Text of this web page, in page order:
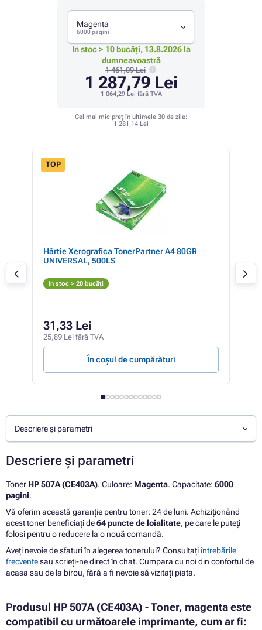
Magenta
6000 pagini
In stoc > 10 bucăți, 13.8.2026 la
dumneavoastră
1 461,09 Lei
1 287,79 Lei
1 064,29 Lei fără TVA
Cel mai mic preț în ultimele 30 de zile:
1 281,14 Lei
TOP
Hârtie Xerografica TonerPartner A4 80GR
UNIVERSAL, 500LS
In stoc > 20 bucăți
31,33 Lei
25,89 Lei fără TVA
În coșul de cumpărături
Descriere și parametri
Descriere și parametri
Toner HP 507A (CE403A). Culoare: Magenta. Capacitate: 6000
pagini.
Vă oferim această garanție pentru toner: 24 de luni. Achiziționând
acest toner beneficiați de64 puncte de loialitate, pe care le puteți
folosi pentru o reducere la o nouă comandă.
Aveți nevoie de sfaturi în alegerea tonerului? Consultațiîntrebările
frecventesau scrieți-ne direct în chat. Cumpara cu noi din confortul de
acasa sau de la birou, fără a fi nevoie să vizitați piata.
Produsul HP 507A (CE403A) - Toner, magenta este
compatibil cu următoarele imprimante, cum ar fi: